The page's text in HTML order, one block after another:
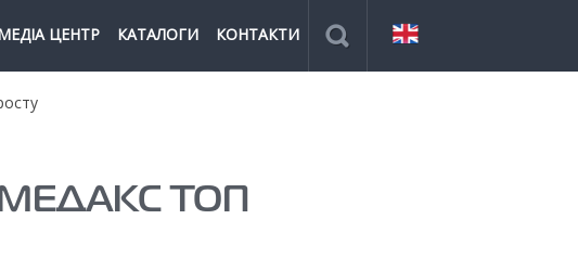
ЦЕНТР КАТАЛОГИ КОНТАКТИ
МЕДАКС ТОП